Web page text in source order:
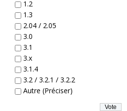
1.2
1.3
2.04 / 2.05
3.0
3.1
3.x
3.1.4
3.2 / 3.2.1 / 3.2.2
Autre (Préciser)